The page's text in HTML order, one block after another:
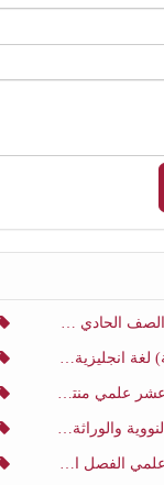
منتصف الفصل الثاني
عشر أدبي الفصل الثاني
الفصل الثاني
علمي منتصف الفصل الثاني
الثاني